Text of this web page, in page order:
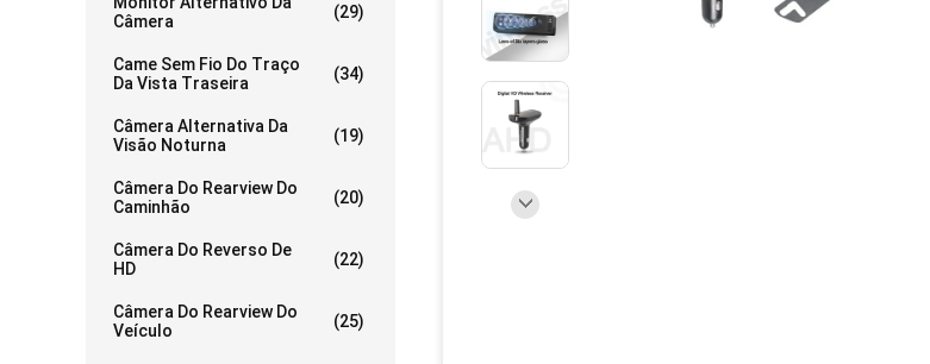
Câmera
(29)
Came Sem Fio Do Traço
Da Vista Traseira
(34)
Câmera Alternativa Da
Visão Noturna
(19)
Câmera Do Rearview Do
Caminhão
(20)
Câmera Do Reverso De
HD
(22)
Câmera Do Rearview Do
Veículo
(25)